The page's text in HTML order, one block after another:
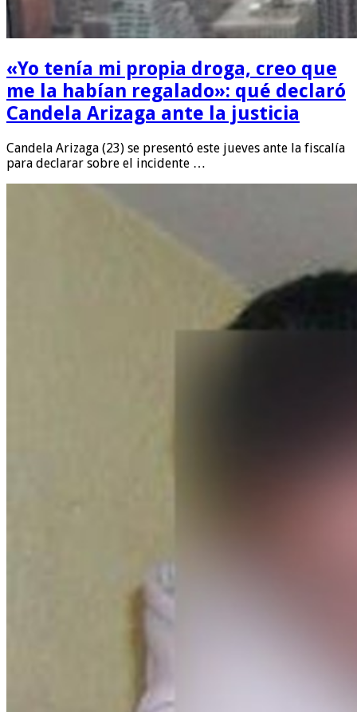
«Yo tenía mi propia droga, creo que
me la habían regalado»: qué declaró
Candela Arizaga ante la justicia
Candela Arizaga (23) se presentó este jueves ante la fiscalía
para declarar sobre el incidente …